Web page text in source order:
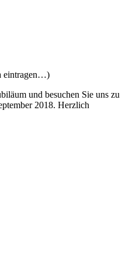
eintragen…)
und besuchen Sie uns zu
2018. Herzlich